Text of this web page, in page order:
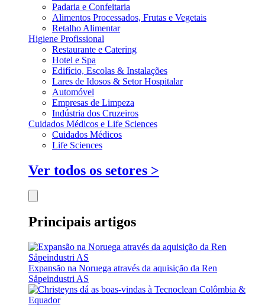
Padaria e Confeitaria
Alimentos Processados, Frutas e Vegetais
Retalho Alimentar
Higiene Profissional
Restaurante e Catering
Hotel e Spa
Edifício, Escolas & Instalações
Lares de Idosos & Setor Hospitalar
Automóvel
Empresas de Limpeza
Indústria dos Cruzeiros
Cuidados Médicos e Life Sciences
Cuidados Médicos
Life Sciences
Ver todos os setores >
Principais artigos
Expansão na Noruega através da aquisição da Ren
Såpeindustri AS